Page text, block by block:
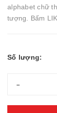
alphabet chữ
tượng. Bấm
Số lượng:
-